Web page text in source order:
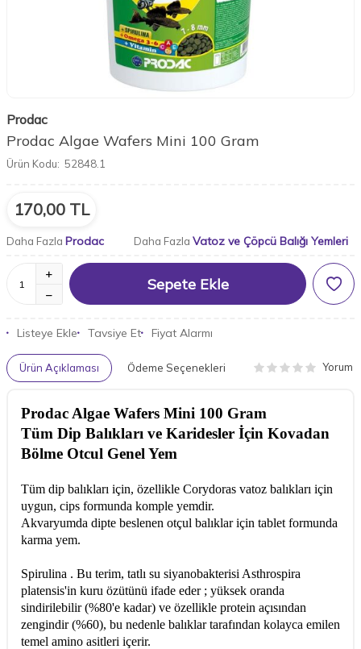
Prodac
Prodac Algae Wafers Mini 100 Gram
Ürün Kodu: 52848.1
170,00 TL
Daha Fazla Prodac Daha Fazla Vatoz ve Çöpcü Balığı Yemleri
Sepete Ekle
Listeye Ekle Tavsiye Et Fiyat Alarmı
Ürün Açıklaması Ödeme Seçenekleri Yorum
Prodac Algae Wafers Mini 100 Gram
Tüm Dip Balıkları ve Karidesler İçin Kovadan
Bölme Otcul Genel Yem
Tüm dip balıkları için, özellikle Corydoras vatoz balıkları için
uygun, cips formunda komple yemdir.
Akvaryumda dipte beslenen otçul balıklar için tablet formunda
karma yem.
Spirulina . Bu terim, tatlı su siyanobakterisi Asthrospira
platensis'in kuru özütünü ifade eder ; yüksek oranda
sindirilebilir (%80'e kadar) ve özellikle protein açısından
zengindir (%60), bu nedenle balıklar tarafından kolayca emilen
temel amino asitleri içerir.